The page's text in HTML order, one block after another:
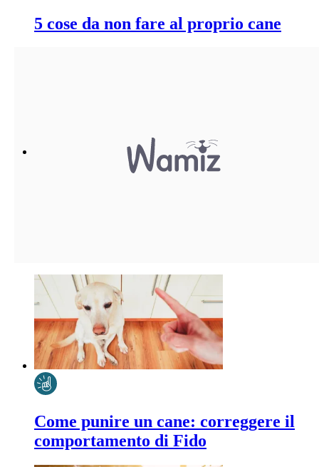
5 cose da non fare al proprio cane
Come punire un cane: correggere il
comportamento di Fido